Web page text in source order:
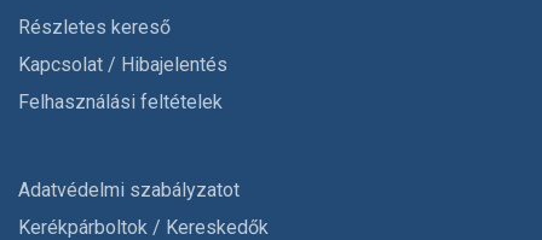
Részletes kereső
Kapcsolat / Hibajelentés
Felhasználási feltételek
Adatvédelmi szabályzatot
Kerékpárboltok / Kereskedők